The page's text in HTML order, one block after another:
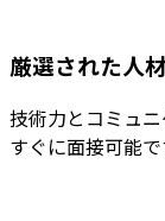
厳選された人
技術力とコミュ
すぐに面接可能で